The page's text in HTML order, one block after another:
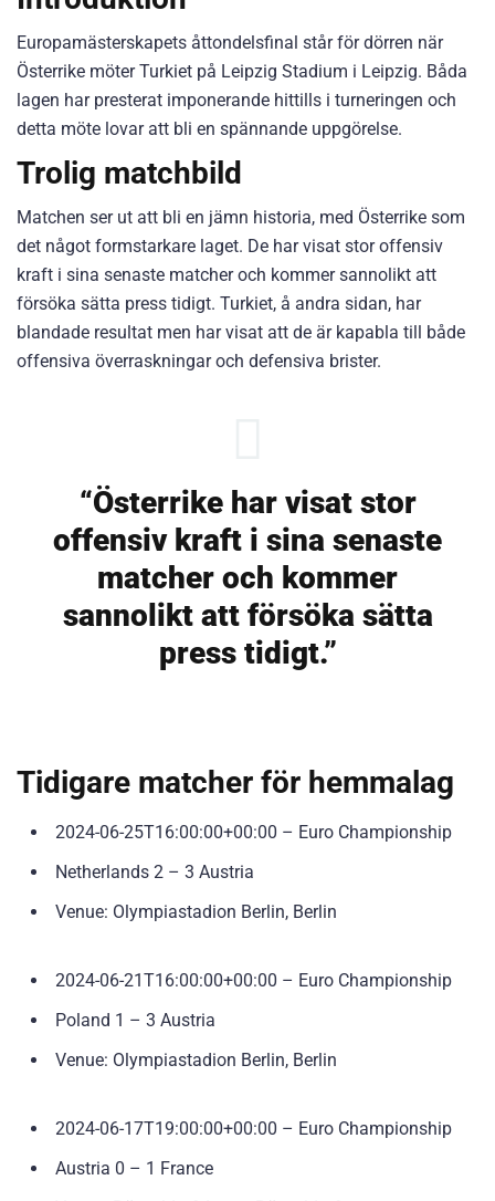
Europamästerskapets åttondelsfinal står för dörren när
Österrike möter Turkiet på Leipzig Stadium i Leipzig. Båda
lagen har presterat imponerande hittills i turneringen och
detta möte lovar att bli en spännande uppgörelse.
Trolig matchbild
Matchen ser ut att bli en jämn historia, med Österrike som
det något formstarkare laget. De har visat stor offensiv
kraft i sina senaste matcher och kommer sannolikt att
försöka sätta press tidigt. Turkiet, å andra sidan, har
blandade resultat men har visat att de är kapabla till både
offensiva överraskningar och defensiva brister.
“Österrike har visat stor
offensiv kraft i sina senaste
matcher och kommer
sannolikt att försöka sätta
press tidigt.”
Tidigare matcher för hemmalag
2024-06-25T16:00:00+00:00 – Euro Championship
Netherlands 2 – 3 Austria
Venue: Olympiastadion Berlin, Berlin
2024-06-21T16:00:00+00:00 – Euro Championship
Poland 1 – 3 Austria
Venue: Olympiastadion Berlin, Berlin
2024-06-17T19:00:00+00:00 – Euro Championship
Austria 0 – 1 France